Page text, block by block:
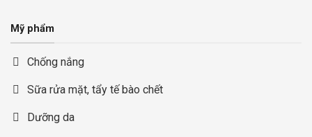
Mỹ phẩm
Chống nắng
Sữa rửa mặt, tẩy tế bào chết
Dưỡng da